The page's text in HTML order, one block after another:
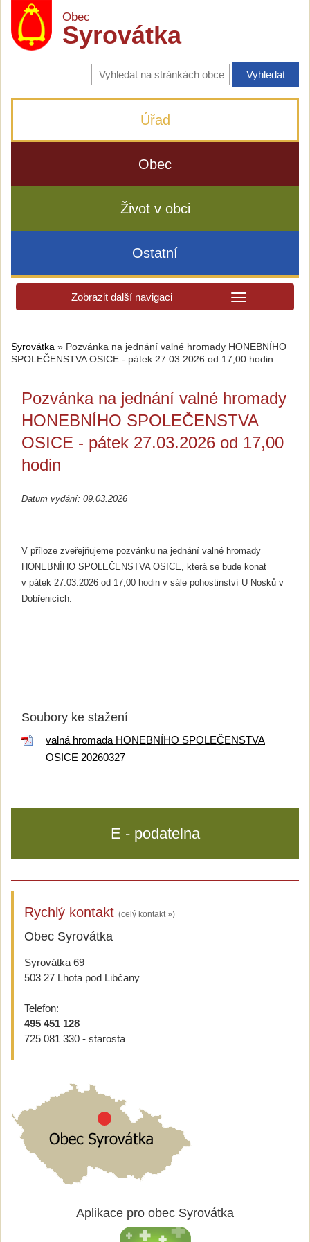
Obec
Syrovátka
Vyhledávání
na
stránkách
Úřad
Obec
Život v obci
Ostatní
Zobrazit další navigaci
Syrovátka » Pozvánka na jednání valné hromady HONEBNÍHO
SPOLEČENSTVA OSICE - pátek 27.03.2026 od 17,00 hodin
Pozvánka na jednání valné hromady
HONEBNÍHO SPOLEČENSTVA
OSICE - pátek 27.03.2026 od 17,00
hodin
Datum vydání: 09.03.2026
V příloze zveřejňujeme pozvánku na jednání valné hromady
HONEBNÍHO SPOLEČENSTVA OSICE, která se bude konat
v pátek 27.03.2026 od 17,00 hodin v sále pohostinství U Nosků v
Dobřenicích.
Soubory ke stažení
valná hromada HONEBNÍHO SPOLEČENSTVA
OSICE 20260327
E - podatelna
Rychlý kontakt (celý kontakt »)
Obec Syrovátka
Syrovátka 69
503 27 Lhota pod Libčany
Telefon:
495 451 128
725 081 330 - starosta
Aplikace pro obec Syrovátka